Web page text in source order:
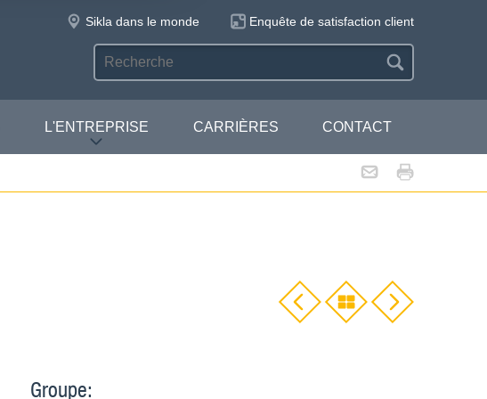
Sikla dans le monde Enquête de satisfaction client
L'ENTREPRISE CARRIÈRES CONTACT
Groupe: